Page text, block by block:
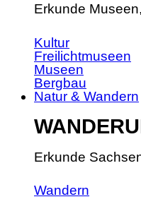
Erkunde
Kultur
Freilichtmuseen
Museen
Bergbau
Natur & Wandern
Erkunde
Wandern